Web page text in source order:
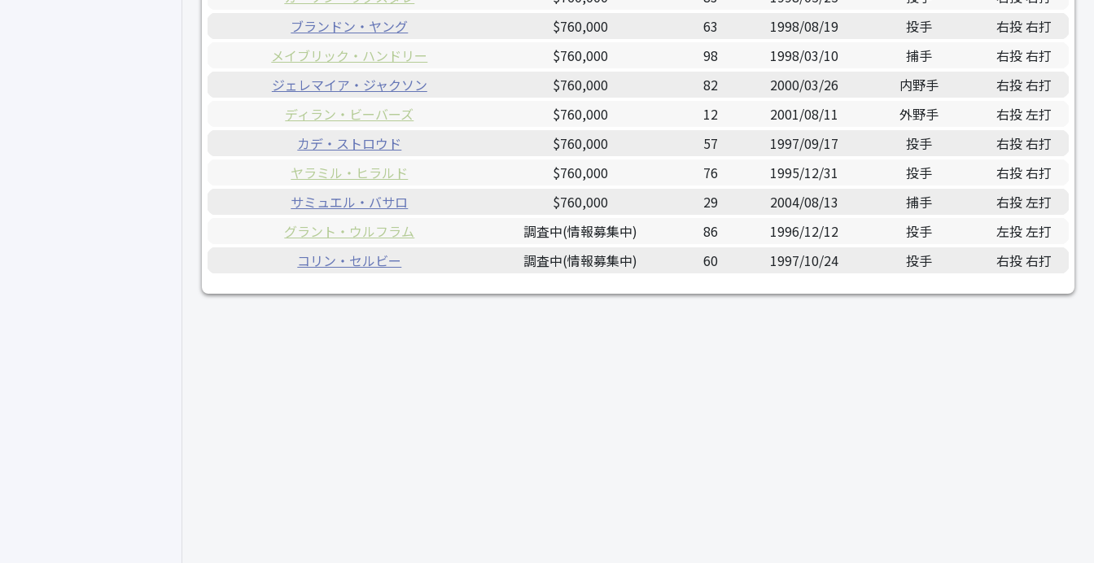
ブランドン・ヤング
$760,000 63 1998/08/19 投手
右投 右打
メイブリック・ハンドリー
$760,000 98 1998/03/10 捕手
右投 右打
ジェレマイア・ジャクソン
$760,000 82 2000/03/26 内野手
右投 右打
ディラン・ビーバーズ
$760,000 12 2001/08/11 外野手
右投 左打
カデ・ストロウド
$760,000 57 1997/09/17 投手
右投 右打
ヤラミル・ヒラルド
$760,000 76 1995/12/31 投手
右投 右打
サミュエル・バサロ
$760,000 29 2004/08/13 捕手
右投 左打
グラント・ウルフラム
調査中(情報募集中) 86 1996/12/12 投手
左投 左打
コリン・セルビー
調査中(情報募集中) 60 1997/10/24 投手 右投 右打